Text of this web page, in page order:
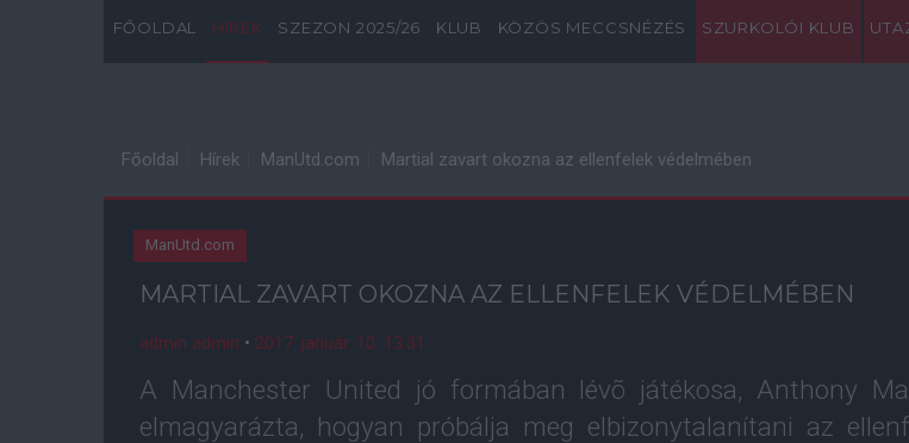
FŐOLDAL HÍREK SZEZON 2025/26 KLUB KÖZÖS MECCSNÉZÉS SZURKOLÓI KLUB
Főoldal Hírek ManUtd.com Martial zavart okozna az ellenfelek védelmében
ManUtd.com
MARTIAL ZAVART OKOZNA AZ ELLENFELEK VÉDELMÉBEN
admin admin • 2017. január. 10. 13:31
A Manchester United jó formában lévõ játékosa, Anthony
elmagyarázta, hogyan próbálja meg elbizonytalanítani az